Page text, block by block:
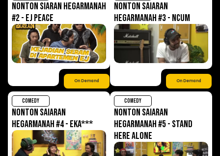
NONTON SIARAN HEGARMANAH
#2 - EJ PEACE
On Demand
NONTON SAIARAN
HEGARMANAH #3 - NCUM
On Demand
COMEDY
NONTON SAIARAN
HEGARMANAH #4 - EKA***
COMEDY
NONTON SAIARAN
HEGARMANAH #5 - STAND
HERE ALONE